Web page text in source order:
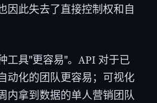
因此失去了直接控制权和自
工具"更容易"。API 对于已
动化的团队更容易；可视化
内拿到数据的单人营销团队